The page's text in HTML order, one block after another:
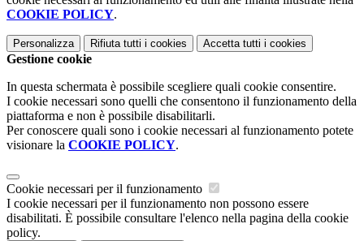
COOKIE POLICY.
Personalizza Rifiuta tutti i cookies Accetta tutti i cookies
Gestione cookie
In questa schermata è possibile scegliere quali cookie consentire.
I cookie necessari sono quelli che consentono il funzionamento della
piattaforma e non è possibile disabilitarli.
Per conoscere quali sono i cookie necessari al funzionamento potete
visionare la COOKIE POLICY.
Cookie necessari per il funzionamento
I cookie necessari per il funzionamento non possono essere
disabilitati. È possibile consultare l'elenco nella pagina della cookie
policy.